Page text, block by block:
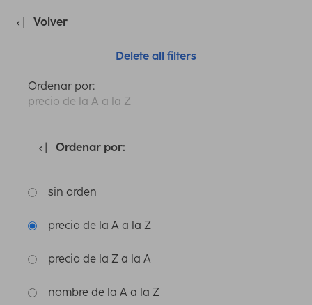
Volver
Delete all filters
Ordenar por:
precio de la A a la Z
Ordenar por:
sin orden
precio de la A a la Z
precio de la Z a la A
nombre de la A a la Z